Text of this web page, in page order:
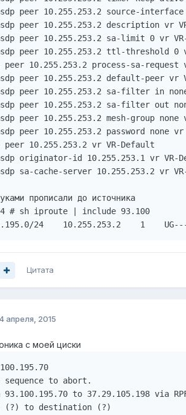
peer 10.255.253.2 source-
peer 10.255.253.2 description vr
peer 10.255.253.2 sa-limit 0 vr
peer 10.255.253.2 ttl-threshold 0
peer 10.255.253.2 process-sa-request
peer 10.255.253.2 default-peer vr
peer 10.255.253.2 sa-filter in
peer 10.255.253.2 sa-filter out
peer 10.255.253.2 mesh-group none
peer 10.255.253.2 password none
peer 10.255.253.2 vr VR-Default
originator-id 10.255.253.1 vr VR-
sa-cache-server 10.255.253.2 vr
прописали до источника
# sh iproute | include 93.100
Цитата
апреля, 2015
с моей циски
sequence to abort.
93.100.195.70 to 37.29.105.198 via
(?) to destination (?)